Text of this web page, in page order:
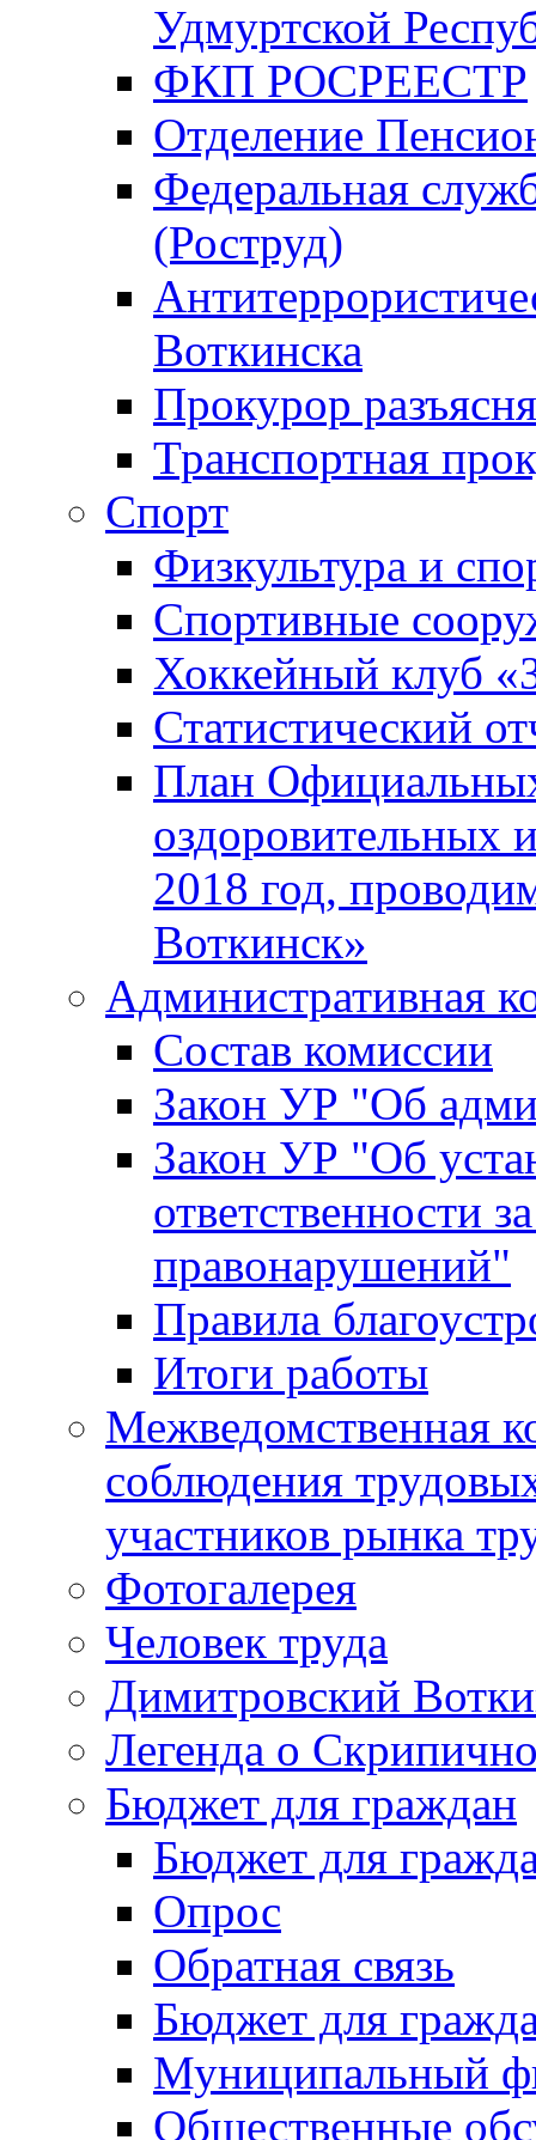
Удмуртской
ФКП РОСРЕЕСТР
Отделение
Федеральная
(Роструд)
Воткинска
Прокурор
Транспортная
Спорт
Физкультура и
Спортивные
Хоккейный клуб
Статистический
План
оздоровительных
2018 год,
Воткинск»
Административная
Состав комиссии
Закон УР "Об
Закон УР "Об
ответственности
правонарушений"
Правила
Итоги работы
Межведомственная
соблюдения
участников рынка
Фотогалерея
Человек труда
Димитровский
Легенда о
Бюджет для граждан
Бюджет для
Опрос
Обратная связь
Бюджет для
Муниципальный
Общественные